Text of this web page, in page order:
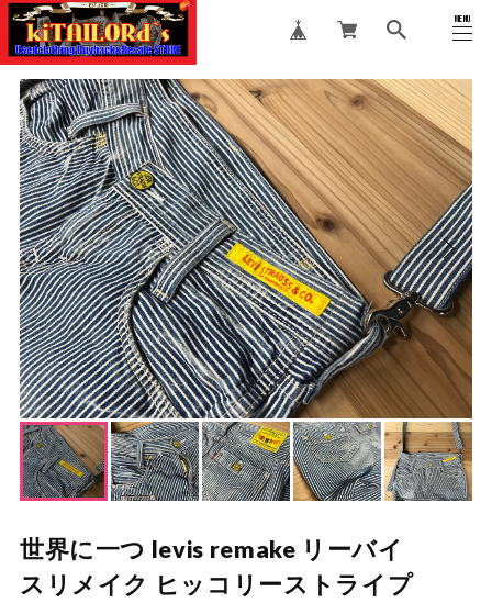
MENU
CLOSE
世界に一つ levis remake リーバイ
スリメイク ヒッコリーストライプ